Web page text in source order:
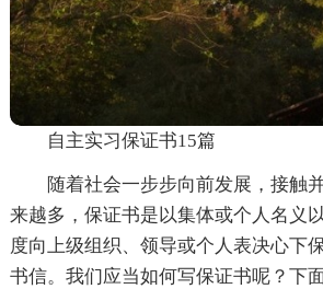
自主实习保证书15篇
随着社会一步步向前发展，接触
来越多，保证书是以集体或个人名义
度向上级组织、领导或个人表决心下
书信。我们应当如何写保证书呢？下